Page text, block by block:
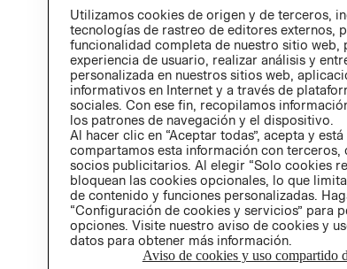
Utilizamos cookies de origen y de terceros,
tecnologías de rastreo de editores externos,
funcionalidad completa de nuestro sitio web,
experiencia de usuario, realizar análisis y
personalizada en nuestros sitios web,
informativos en Internet y a través de
sociales. Con ese fin, recopilamos
los patrones de navegación y el dispositivo.
Al hacer clic en “Aceptar todas”, acepta y
compartamos esta información con terceros,
socios publicitarios. Al elegir “Solo cookies
bloquean las cookies opcionales, lo que
de contenido y funciones personalizadas.
“Configuración de cookies y servicios” para
opciones. Visite nuestro aviso de cookies y
datos para obtener más información.
Aviso de cookies y uso compartido